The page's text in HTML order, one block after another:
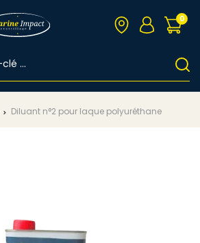
0
Diluant n°2 pour laque polyuréthane